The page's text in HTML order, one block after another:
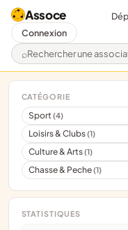
Assoce
Rechercher une
Connexion
CATÉGORIE
Sport(4)
Loisirs & Clubs(1)
Culture & Arts(1)
Chasse & Peche(1)
STATISTIQUES